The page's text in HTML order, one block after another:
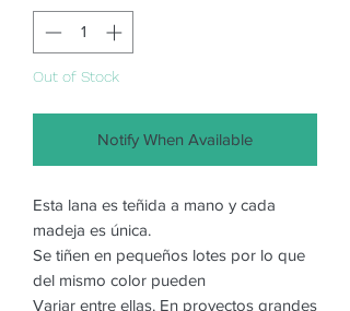
Out of Stock
Notify When Available
Esta lana es teñida a mano y cada
madeja es única.
Se tiñen en pequeños lotes por lo que
del mismo color pueden
Variar entre ellas. En proyectos grandes